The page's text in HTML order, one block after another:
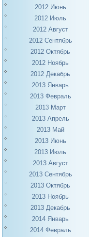
2012 Июнь
2012 Июль
2012 Август
2012 Сентябрь
2012 Октябрь
2012 Ноябрь
2012 Декабрь
2013 Январь
2013 Февраль
2013 Март
2013 Апрель
2013 Май
2013 Июнь
2013 Июль
2013 Август
2013 Сентябрь
2013 Октябрь
2013 Ноябрь
2013 Декабрь
2014 Январь
2014 Февраль